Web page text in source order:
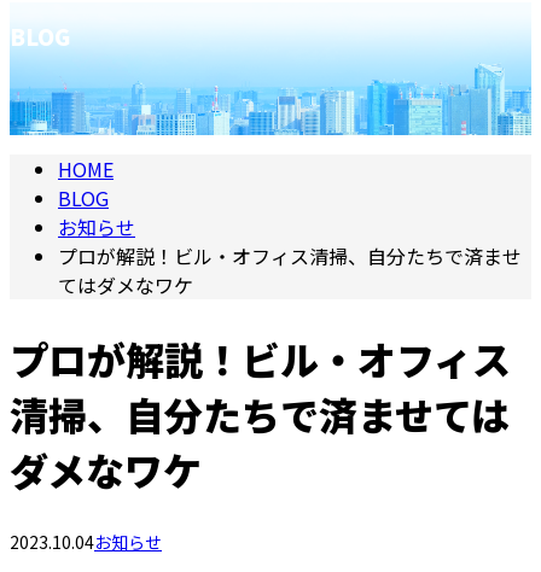
BLOG
HOME
BLOG
お知らせ
プロが解説！ビル・オフィス清掃、自分たちで済ませ
てはダメなワケ
プロが解説！ビル・オフィス
清掃、自分たちで済ませては
ダメなワケ
2023.10.04お知らせ